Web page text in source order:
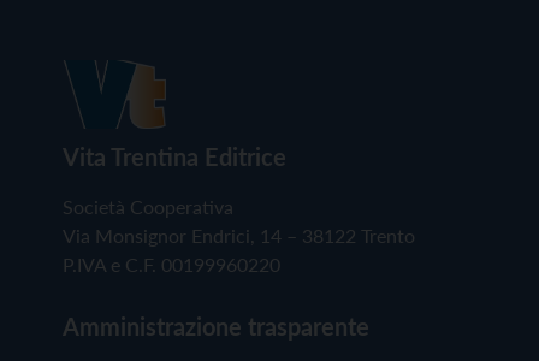
Vita Trentina Editrice
Società Cooperativa
Via Monsignor Endrici, 14 – 38122 Trento
P.IVA e C.F. 00199960220
Amministrazione trasparente